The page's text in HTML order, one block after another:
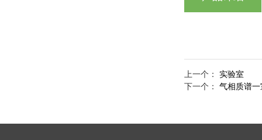
上一个： 实验室
下一个： 气相质谱一